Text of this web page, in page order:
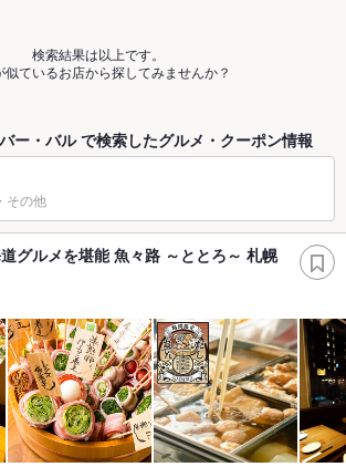
検索結果は以上です。
似ているお店から探してみませんか？
ー・バル で検索したグルメ・クーポン情報
その他
グルメを堪能 魚々路 ～ととろ～ 札幌